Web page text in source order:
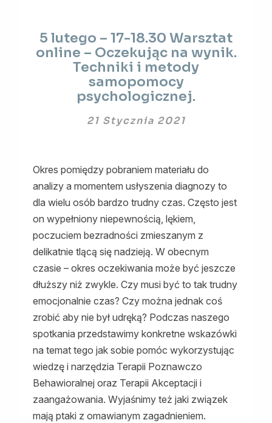
lutego
–
17-
18.30
Warsztat
online
–
Techniki
i
metody
samopomocy
psychologicznej.
5 lutego – 17-18.30 Warsztat
online – Oczekując na wynik.
Techniki i metody
samopomocy
psychologicznej.
21 Stycznia 2021
Okres pomiędzy pobraniem materiału do
analizy a momentem usłyszenia diagnozy to
dla wielu osób bardzo trudny czas. Często jest
on wypełniony niepewnością, lękiem,
poczuciem bezradności zmieszanym z
delikatnie tlącą się nadzieją. W obecnym
czasie – okres oczekiwania może być jeszcze
dłuższy niż zwykle. Czy musi być to tak trudny
emocjonalnie czas? Czy można jednak coś
zrobić aby nie był udręką? Podczas naszego
spotkania przedstawimy konkretne wskazówki
na temat tego jak sobie pomóc wykorzystując
wiedzę i narzędzia Terapii Poznawczo
Behawioralnej oraz Terapii Akceptacji i
zaangażowania. Wyjaśnimy też jaki związek
mają ptaki z omawianym zagadnieniem.